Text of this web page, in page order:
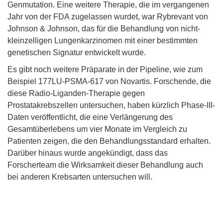
Genmutation. Eine weitere Therapie, die im vergangenen
Jahr von der FDA zugelassen wurdet, war Rybrevant von
Johnson & Johnson, das für die Behandlung von nicht-
kleinzelligen Lungenkarzinomen mit einer bestimmten
genetischen Signatur entwickelt wurde.
Es gibt noch weitere Präparate in der Pipeline, wie zum
Beispiel 177LU-PSMA-617 von Novartis. Forschende, die
diese Radio-Liganden-Therapie gegen
Prostatakrebszellen untersuchen, haben kürzlich Phase-III-
Daten veröffentlicht, die eine Verlängerung des
Gesamtüberlebens um vier Monate im Vergleich zu
Patienten zeigen, die den Behandlungsstandard erhalten.
Darüber hinaus wurde angekündigt, dass das
Forscherteam die Wirksamkeit dieser Behandlung auch
bei anderen Krebsarten untersuchen will.